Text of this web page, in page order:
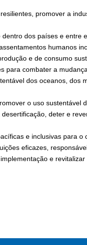
promover a
dos países e entre
humanos
e de consumo
para combater a
dos oceanos, dos
o uso sustentável
deter e
e inclusivas para
eficazes,
e